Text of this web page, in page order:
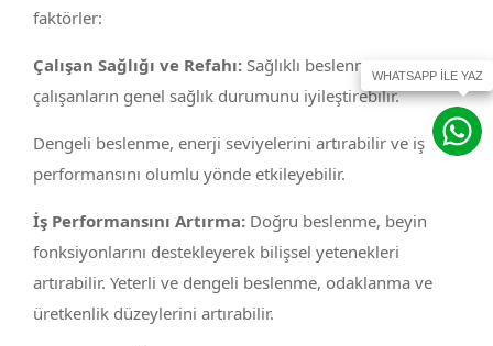
faktörler:
Çalışan Sağlığı ve Refahı: Sağlıklı beslenme,
çalışanların genel sağlık durumunu iyileştirebilir.
Dengeli beslenme, enerji seviyelerini artırabilir ve iş
performansını olumlu yönde etkileyebilir.
İş Performansını Artırma: Doğru beslenme, beyin
fonksiyonlarını destekleyerek bilişsel yetenekleri
artırabilir. Yeterli ve dengeli beslenme, odaklanma ve
üretkenlik düzeylerini artırabilir.